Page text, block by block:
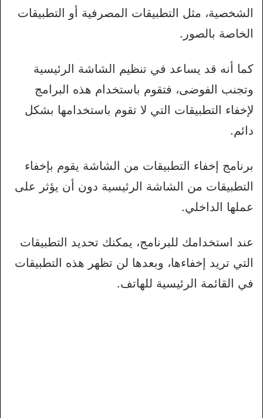
الشخصية، مثل التطبيقات المصرفية أو التطبيقات
الخاصة بالصور.
كما أنه قد يساعد في تنظيم الشاشة الرئيسية
وتجنب الفوضى، فتقوم باستخدام هذه البرامج
لإخفاء التطبيقات التي لا تقوم باستخدامها بشكل
دائم.
برنامج إخفاء التطبيقات من الشاشة يقوم بإخفاء
التطبيقات من الشاشة الرئيسية دون أن يؤثر على
عملها الداخلي.
عند استخدامك للبرنامج، يمكنك تحديد التطبيقات
التي تريد إخفاءها، وبعدها لن تظهر هذه التطبيقات
في القائمة الرئيسية للهاتف.